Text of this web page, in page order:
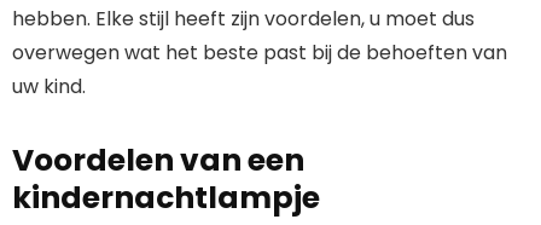
hebben. Elke stijl heeft zijn voordelen, u moet dus
overwegen wat het beste past bij de behoeften van
uw kind.
Voordelen van een
kindernachtlampje